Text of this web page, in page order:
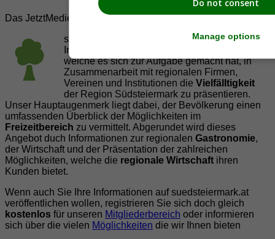
Das JetztMedien.com Medien Netzwerk
suedsteiermark.at ist eine von vielen
Internetadressen der
welche es sich zur Aufgabe gemacht hat, in
Zusammenarbeit mit regionalen Firmen,
Vereinen und Institutionen die Vielfälltigkeit
der Region Südsteiermark zu präsentieren.
Unser Hauptaugenmerk liegt dabei, der Bevölkerung einen
umfassenden Überblick der Möglichkeiten im
Freizeitbereich zu vermittelt. Abgerundet wird dieses
Angebot duch Informationen zur regionalen Gastronomie,
der Wirtschaft und der Präsentation der zahlreichen
Möglichkeiten, welche die regionale Wirtschaft ihren
Kunden bietet.
Wenn auch Sie Ihre Informationen auf suedsteiermark.at
veröffentlichen wollen, registrieren Sie sich doch gleich
kostenlos für unseren Mitgliederbereich oder informieren
sich über die vielen Möglichkeiten die wir Ihnen bieten
Do not consent
Manage options